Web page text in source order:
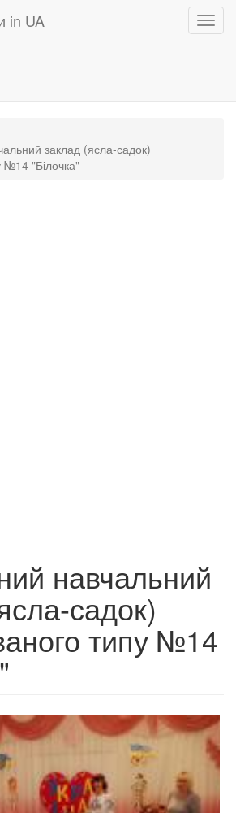
in UA
заклад (ясла-садок)
№14 "Білочка"
навчальний
садок)
типу №14